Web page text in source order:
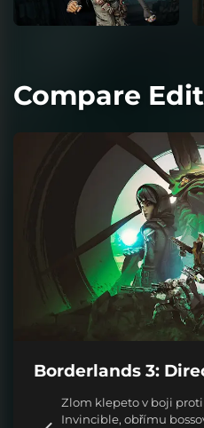
Compare
Borderlands 3:
Zlom klepeto v boji
Invincible, obřímu